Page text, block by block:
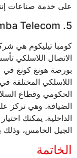
على خدمة صناعات
5. Comba Telecom
كومبا تيليكوم هي
اللاسلكي المختلفة
الحكومي وقطاع
الضيافة. وهي تركز
الداخلية. يمكنك
الجيل الخامس، وذلك
الخاتمة